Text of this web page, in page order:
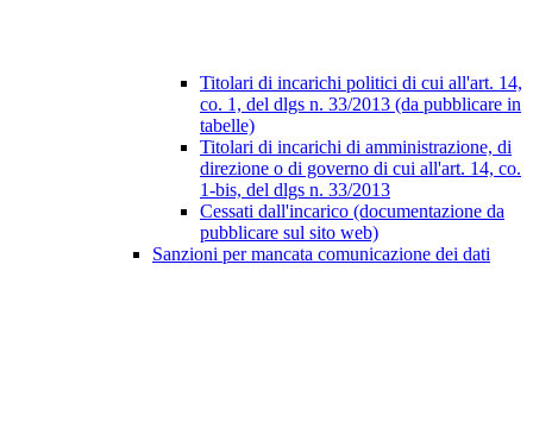
Titolari di incarichi politici di cui all'art. 14,
co. 1, del dlgs n. 33/2013 (da pubblicare in
tabelle)
Titolari di incarichi di amministrazione, di
direzione o di governo di cui all'art. 14, co.
1-bis, del dlgs n. 33/2013
Cessati dall'incarico (documentazione da
pubblicare sul sito web)
Sanzioni per mancata comunicazione dei dati